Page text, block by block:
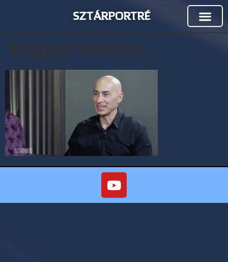
SZTÁRPORTRÉ
Rippel Ferenc